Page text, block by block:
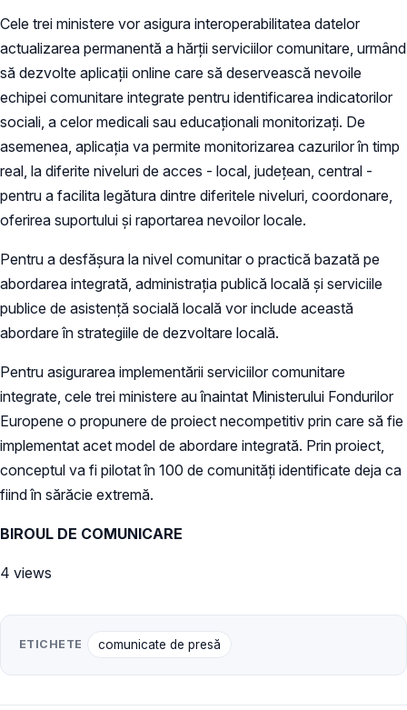
Cele trei ministere vor asigura interoperabilitatea datelor
actualizarea permanentă a hărții serviciilor comunitare, urmând
să dezvolte aplicații online care să deservească nevoile
echipei comunitare integrate pentru identificarea indicatorilor
sociali, a celor medicali sau educaționali monitorizați. De
asemenea, aplicația va permite monitorizarea cazurilor în timp
real, la diferite niveluri de acces - local, județean, central -
pentru a facilita legătura dintre diferitele niveluri, coordonare,
oferirea suportului și raportarea nevoilor locale.
Pentru a desfășura la nivel comunitar o practică bazată pe
abordarea integrată, administrația publică locală și serviciile
publice de asistență socială locală vor include această
abordare în strategiile de dezvoltare locală.
Pentru asigurarea implementării serviciilor comunitare
integrate, cele trei ministere au înaintat Ministerului Fondurilor
Europene o propunere de proiect necompetitiv prin care să fie
implementat acet model de abordare integrată. Prin proiect,
conceptul va fi pilotat în 100 de comunități identificate deja ca
fiind în sărăcie extremă.
BIROUL DE COMUNICARE
4 views
ETICHETE comunicate de presă